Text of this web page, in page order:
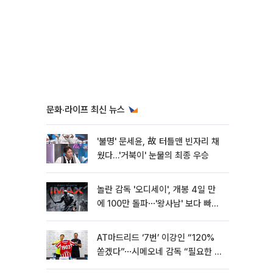
문화·라이프 최신 뉴스
'불명' 문세윤, 故 터틀맨 빈자리 채
웠다…'거북이' 눈물의 최종 우승
놀란 감독 '오디세이', 개봉 4일 만
에 100만 돌파⋯'왕사남' 보다 빠르
AT마드리드 ‘7번’ 이강인 “120%
쏟겠다”⋯시메오네 감독 “필요한 선